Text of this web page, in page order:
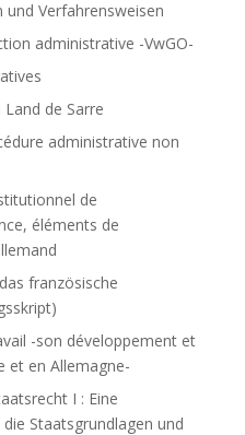
Verfahrensweisen
administrative -VwGO-
Land de Sarre
administrative non
de
éléments de
französische
-son développement et
et en Allemagne-
I : Eine
Staatsgrundlagen und